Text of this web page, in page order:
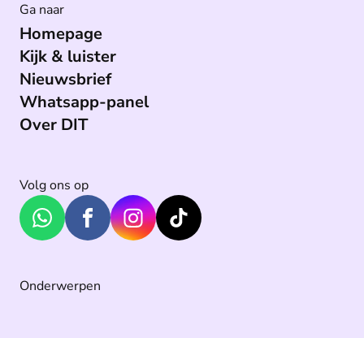
Ga naar
Homepage
Kijk & luister
Nieuwsbrief
Whatsapp-panel
Over DIT
Volg ons op
Onderwerpen